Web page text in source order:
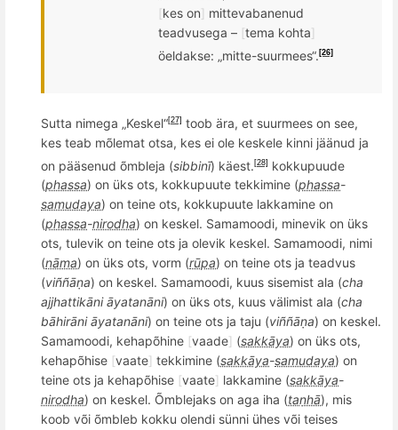
[kes on] mittevabanenud
teadvusega – [tema kohta]
öeldakse: „mitte-suurmees“. [26]
Sutta nimega „Keskel“[27] toob ära, et suurmees on see,
kes teab mõlemat otsa, kes ei ole keskele kinni jäänud ja
on pääsenud õmbleja (sibbinī) käest. [28]
kokkupuude
(phassa) on üks ots, kokkupuute tekkimine (phassa-
samudaya) on teine ots, kokkupuute lakkamine on
(phassa-nirodha) on keskel. Samamoodi, minevik on üks
ots, tulevik on teine ots ja olevik keskel. Samamoodi, nimi
(nāma) on üks ots, vorm (rūpa) on teine ots ja teadvus
(viññāṇa) on keskel. Samamoodi, kuus sisemist ala (cha
ajjhattikāniāyatanāni) on üks ots, kuus välimist ala (cha
bāhirāniāyatanāni) on teine ots ja taju (viññāṇa) on keskel.
Samamoodi, kehapõhine [vaade] (sakkāya) on üks ots,
kehapõhise [vaate] tekkimine (sakkāya-samudaya) on
teine ots ja kehapõhise [vaate] lakkamine (sakkāya-
nirodha) on keskel. Õmblejaks on aga iha (taṇhā), mis
koob või õmbleb kokku olendi sünni ühes või teises